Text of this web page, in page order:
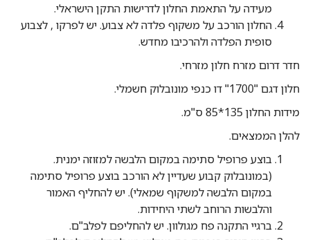
מעידה על התאמת החלון לדרישות התקן הישראלי.
החלון הורכב על משקוף פלדה לא צבוע. יש לפרקו , לצבוע
סופית הפלדה ולהרכיבו מחדש.
חדר דרום מזרח חלון מזרחי.
חלון דגם "1700" דו כנפי מונובלוק חשמלי.
מידות החלון 135*85 ס"מ.
להלן הממצאים.
בוצע פרופיל סתימה במקום הלבשה למזוזה ימנית.
(במונובלוק קבוע שעדיין לא הורכב בוצע פרופיל סתימה
במקום הלבשה למשקוף שמאלי). יש להחליף האמור
והלבשות הרוחב לשתי היחידות.
ברגיי התקנה פח מגולוון. יש להחליפם לפלב"ם.